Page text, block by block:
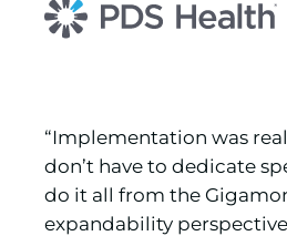
“Implementation was
don’t have to dedicate
do it all from the
expandability